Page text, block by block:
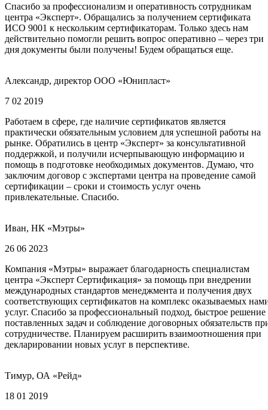
Спасибо за профессионализм и оперативность сотрудникам
центра «Эксперт». Обращались за получением сертификата
ИСО 9001 к нескольким сертификаторам. Только здесь нам
действительно помогли решить вопрос оперативно – через три
дня документы были получены! Будем обращаться еще.
Александр, директор ООО «Юнипласт»
7 02 2019
Работаем в сфере, где наличие сертификатов является
практически обязательным условием для успешной работы на
рынке. Обратились в центр «Эксперт» за консультативной
поддержкой, и получили исчерпывающую информацию и
помощь в подготовке необходимых документов. Думаю, что
заключим договор с экспертами центра на проведение самой
сертификации – сроки и стоимость услуг очень
привлекательные. Спасибо.
Иван, НК «Мэтры»
26 06 2023
Компания «Мэтры» выражает благодарность специалистам
центра «Эксперт Сертификация» за помощь при внедрении
международных стандартов менеджмента и получения двух
соответствующих сертификатов на комплекс оказываемых
услуг. Спасибо за профессиональный подход, быстрое решение
поставленных задач и соблюдение договорных обязательств
сотрудничестве. Планируем расширить взаимоотношения при
декларировании новых услуг в перспективе.
Тимур, ОА «Рейд»
18 01 2019